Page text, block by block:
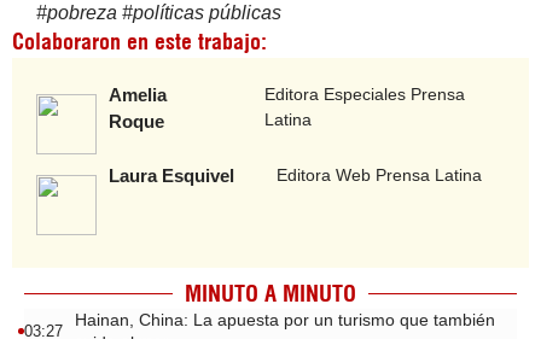
#pobreza #políticas públicas
Colaboraron en este trabajo:
Amelia
Roque
Editora Especiales Prensa
Latina
Laura Esquivel Editora Web Prensa Latina
MINUTO A MINUTO
03:27
Hainan, China: La apuesta por un turismo que también